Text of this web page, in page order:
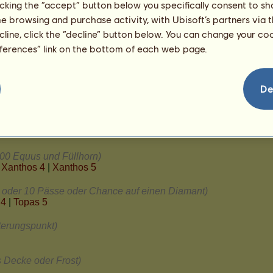
the “accept” button below you specifically consent to
browsing and purchase activity, with Ubisoft’s partners via
click the “decline” button below. You can change your
link on the bottom of each web page.